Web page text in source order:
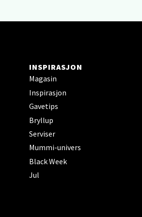
INSPIRASJON
Magasin
Inspirasjon
Gavetips
Bryllup
Serviser
Mummi-univers
Black Week
Jul